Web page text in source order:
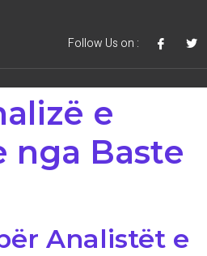
Follow Us on :
e
nga Baste
Analistët e